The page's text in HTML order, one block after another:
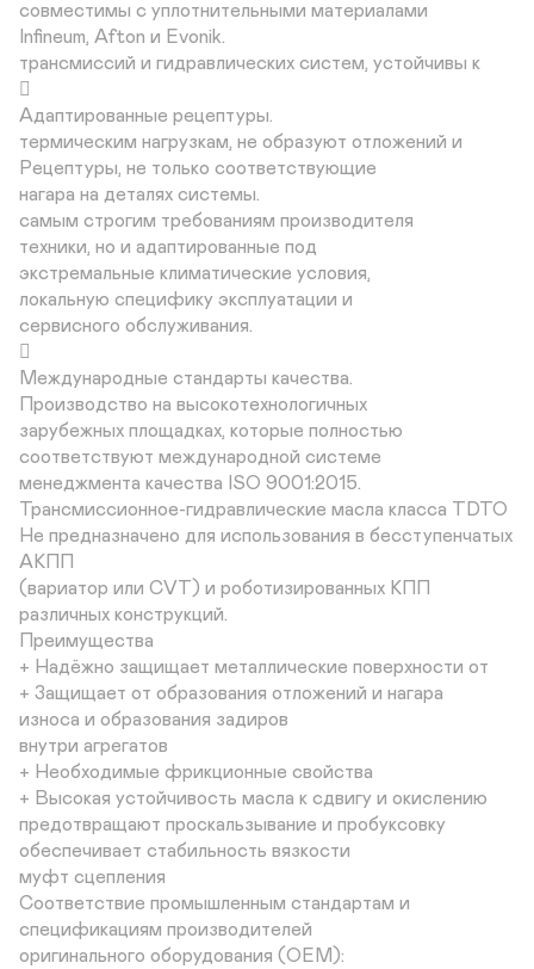
совместимы с уплотнительными материалами
Infineum, Afton и Evonik.
трансмиссий и гидравлических систем, устойчивы к
Адаптированные рецептуры.
термическим нагрузкам, не образуют отложений и
Рецептуры, не только соответствующие
нагара на деталях системы.
самым строгим требованиям производителя
техники, но и адаптированные под
экстремальные климатические условия,
локальную специфику эксплуатации и
сервисного обслуживания.
Международные стандарты качества.
Производство на высокотехнологичных
зарубежных площадках, которые полностью
соответствуют международной системе
менеджмента качества ISO 9001:2015.
Трансмиссионное-гидравлические масла класса TDTO
Не предназначено для использования в бесступенчатых
АКПП
(вариатор или CVT) и роботизированных КПП
различных конструкций.
Преимущества
+ Надёжно защищает металлические поверхности от
+ Защищает от образования отложений и нагара
износа и образования задиров
внутри агрегатов
+ Необходимые фрикционные свойства
+ Высокая устойчивость масла к сдвигу и окислению
предотвращают проскальзывание и пробуксовку
обеспечивает стабильность вязкости
муфт сцепления
Соответствие промышленным стандартам и
спецификациям производителей
оригинального оборудования (OEM):